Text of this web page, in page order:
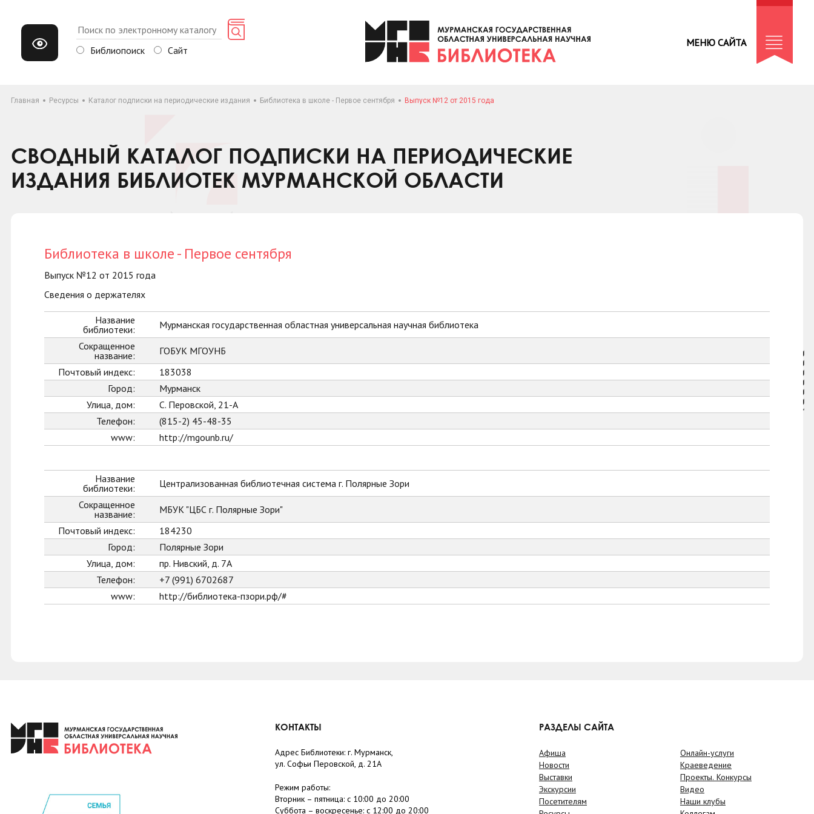
Библиопоиск Сайт
МЕНЮ САЙТА
Главная Ресурсы Каталог подписки на периодические издания Библиотека в школе - Первое сентября Выпуск №12 от 2015 года
СВОДНЫЙ КАТАЛОГ ПОДПИСКИ НА ПЕРИОДИЧЕСКИЕ
ИЗДАНИЯ БИБЛИОТЕК МУРМАНСКОЙ ОБЛАСТИ
Библиотека в школе - Первое сентября
Выпуск №12 от 2015 года
Сведения о держателях
Название
библиотеки:
Мурманская государственная областная универсальная научная библиотека
Сокращенное
название:
ГОБУК МГОУНБ
Почтовый индекс:
183038
Город:
Мурманск
Улица, дом:
С. Перовской, 21-А
Телефон:
(815-2) 45-48-35
www:
http://mgounb.ru/
Название
библиотеки:
Централизованная библиотечная система г. Полярные Зори
Сокращенное
название:
МБУК "ЦБС г. Полярные Зори"
Почтовый индекс:
184230
Город:
Полярные Зори
Улица, дом:
пр. Нивский, д. 7А
Телефон:
+7 (991) 6702687
www:
http://библиотека-пзори.рф/#
КОНТАКТЫ
Адрес Библиотеки: г. Мурманск,
ул. Софьи Перовской, д. 21А
Режим работы:
Вторник – пятница: с 10:00 до 20:00
Суббота – воскресенье: c 12:00 до 20:00
РАЗДЕЛЫ САЙТА
Афиша
Новости
Выставки
Экскурсии
Посетителям
Онлайн-услуги
Краеведение
Проекты. Конкурсы
Видео
Наши клубы